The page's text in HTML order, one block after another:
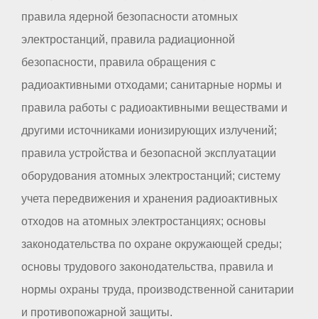
правила ядерной безопасности атомных
электростанций, правила радиационной
безопасности, правила обращения с
радиоактивными отходами; санитарные нормы и
правила работы с радиоактивными веществами и
другими источниками ионизирующих излучений;
правила устройства и безопасной эксплуатации
оборудования атомных электростанций; систему
учета передвижения и хранения радиоактивных
отходов на атомных электростанциях; основы
законодательства по охране окружающей среды;
основы трудового законодательства, правила и
нормы охраны труда, производственной санитарии
и противопожарной защиты.